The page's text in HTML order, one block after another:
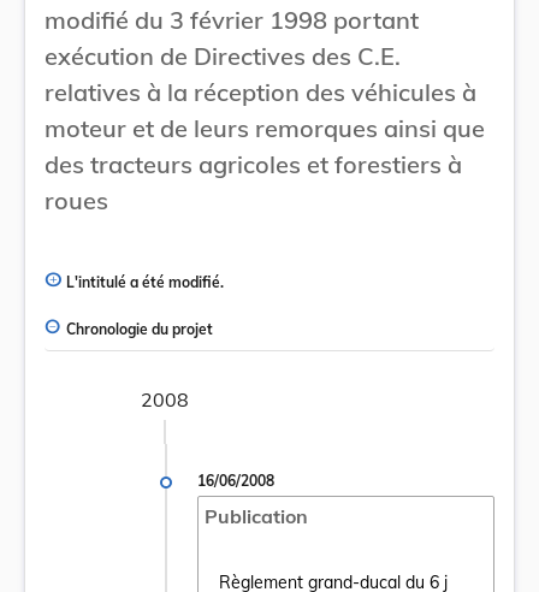
modifié du 3 février 1998 portant
exécution de Directives des C.E.
relatives à la réception des véhicules à
moteur et de leurs remorques ainsi que
des tracteurs agricoles et forestiers à
roues
L'intitulé a été modifié.
Chronologie du projet
2008
16/06/2008
Publication
Règlement grand-ducal du 6 j